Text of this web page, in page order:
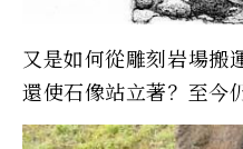
又是如何從雕刻岩場搬
還使石像站立著？至今